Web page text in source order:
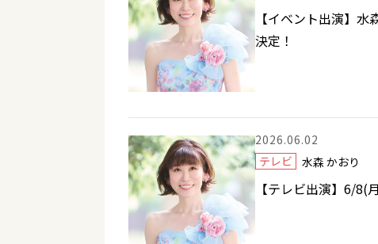
【イベント出演】
決定！
2026.06.02
テレビ
水森 かおり
【テレビ出演】6/8(